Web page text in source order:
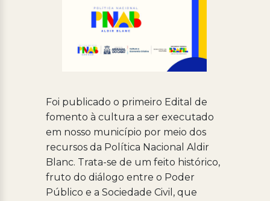
Foi publicado o primeiro Edital de
fomento à cultura a ser executado
em nosso município por meio dos
recursos da Política Nacional Aldir
Blanc. Trata-se de um feito histórico,
fruto do diálogo entre o Poder
Público e a Sociedade Civil, que